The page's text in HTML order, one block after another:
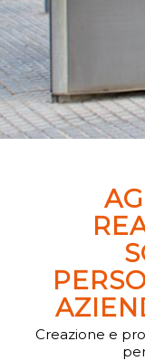
Creazione e